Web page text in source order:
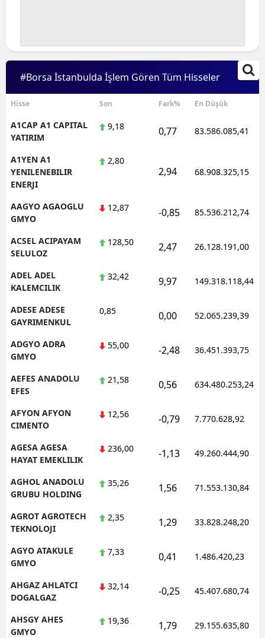
#Borsa İstanbulda İşlem Gören Tüm Hisseler
Hisse Son Fark% En Düşük
A1CAP A1 CAPITAL
YATIRIM
9,18 0,77 83.586.085,41
A1YEN A1
YENILENEBILIR
ENERJI
2,80
2,94 68.908.325,15
AAGYO AGAOGLU
GMYO
12,87 -0,85 85.536.212,74
ACSEL ACIPAYAM
SELULOZ
128,50 2,47 26.128.191,00
ADEL ADEL
KALEMCILIK
32,42 9,97 149.318.118,44
ADESE ADESE
GAYRIMENKUL
0,85 0,00 52.065.239,39
ADGYO ADRA
GMYO
55,00 -2,48 36.451.393,75
AEFES ANADOLU
EFES
21,58 0,56 634.480.253,24
AFYON AFYON
CIMENTO
12,56 -0,79 7.770.628,92
AGESA AGESA
HAYAT EMEKLILIK
236,00 -1,13 49.260.444,90
AGHOL ANADOLU
GRUBU HOLDING
35,26 1,56 71.553.130,84
AGROT AGROTECH
TEKNOLOJI
2,35 1,29 33.828.248,20
AGYO ATAKULE
GMYO
7,33 0,41 1.486.420,23
AHGAZ AHLATCI
DOGALGAZ
32,14 -0,25 45.407.680,74
AHSGY AHES
GMYO
19,36 1,79 29.155.635,80